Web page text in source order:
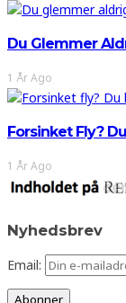
Du Glemmer
1 År Ago
Forsinket Fly?
1 År Ago
Nyhedsbrev
Email: